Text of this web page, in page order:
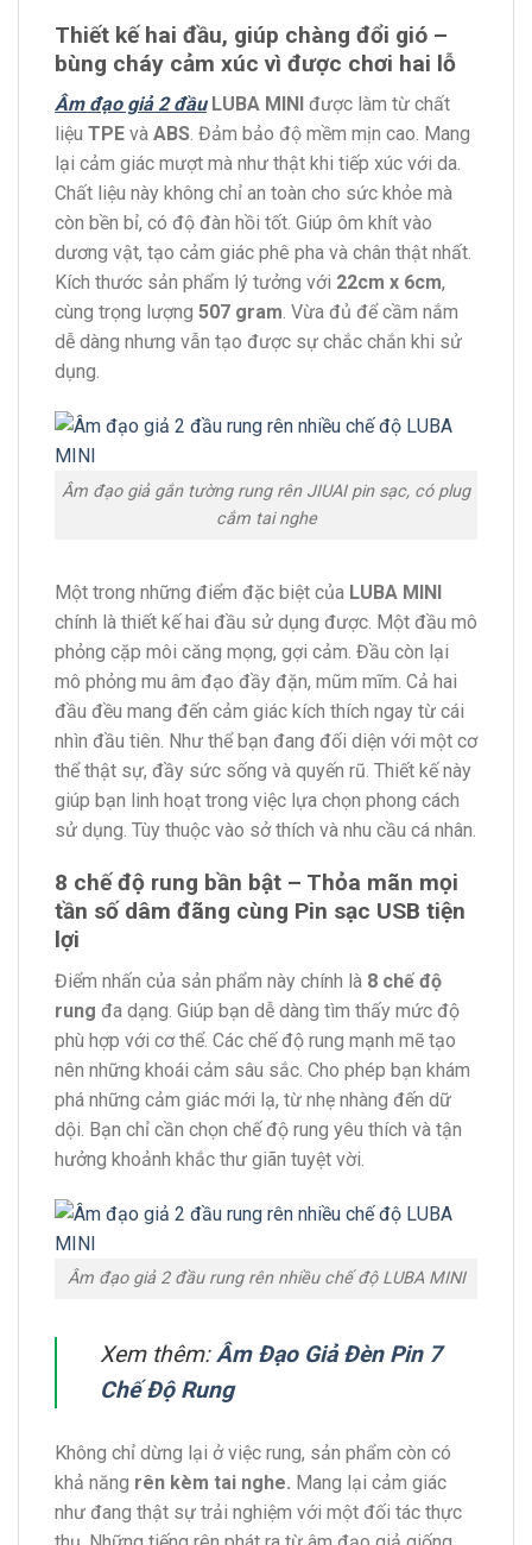
Thiết kế hai đầu, giúp chàng đổi gió –
bùng cháy cảm xúc vì được chơi hai lỗ
Âm đạo giả 2 đầuLUBA MINI được làm từ chất
liệu TPE và ABS. Đảm bảo độ mềm mịn cao. Mang
lại cảm giác mượt mà như thật khi tiếp xúc với da.
Chất liệu này không chỉ an toàn cho sức khỏe mà
còn bền bỉ, có độ đàn hồi tốt. Giúp ôm khít vào
dương vật, tạo cảm giác phê pha và chân thật nhất.
Kích thước sản phẩm lý tưởng với 22cm x 6cm,
cùng trọng lượng 507 gram. Vừa đủ để cầm nắm
dễ dàng nhưng vẫn tạo được sự chắc chắn khi sử
dụng.
Âm đạo giả gắn tường rung rên JIUAI pin sạc, có plug
cắm tai nghe
Một trong những điểm đặc biệt của LUBA MINI
chính là thiết kế hai đầu sử dụng được. Một đầu mô
phỏng cặp môi căng mọng, gợi cảm. Đầu còn lại
mô phỏng mu âm đạo đầy đặn, mũm mĩm. Cả hai
đầu đều mang đến cảm giác kích thích ngay từ cái
nhìn đầu tiên. Như thể bạn đang đối diện với một cơ
thể thật sự, đầy sức sống và quyến rũ. Thiết kế này
giúp bạn linh hoạt trong việc lựa chọn phong cách
sử dụng. Tùy thuộc vào sở thích và nhu cầu cá nhân.
8 chế độ rung bần bật – Thỏa mãn mọi
tần số dâm đãng cùng Pin sạc USB tiện
lợi
Điểm nhấn của sản phẩm này chính là 8 chế độ
rung đa dạng. Giúp bạn dễ dàng tìm thấy mức độ
phù hợp với cơ thể. Các chế độ rung mạnh mẽ tạo
nên những khoái cảm sâu sắc. Cho phép bạn khám
phá những cảm giác mới lạ, từ nhẹ nhàng đến dữ
dội. Bạn chỉ cần chọn chế độ rung yêu thích và tận
hưởng khoảnh khắc thư giãn tuyệt vời.
Âm đạo giả 2 đầu rung rên nhiều chế độ LUBA MINI
Xem thêm:Âm Đạo Giả Đèn Pin 7
Chế Độ Rung
Không chỉ dừng lại ở việc rung, sản phẩm còn có
khả năng rên kèm tai nghe. Mang lại cảm giác
như đang thật sự trải nghiệm với một đối tác thực